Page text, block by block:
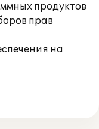
продуктов
прав
на